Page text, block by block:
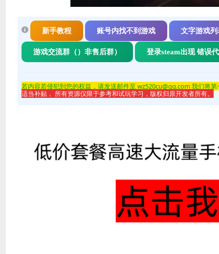
新手教程 账号内找不到游戏 文字游戏列
游戏交流群（）非售后群） 登录steam出现 错误
若内容若侵犯到您的权益，请发送邮件至 wz520cu@qq.com 我们将
适当补贴， 所有资源仅限于参考和试玩学习，版权归原开发者所有。